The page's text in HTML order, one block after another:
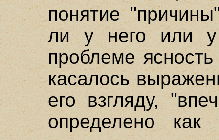
понятие
ли у него или у
проблеме ясность
касалось
его взгляду,
определено как